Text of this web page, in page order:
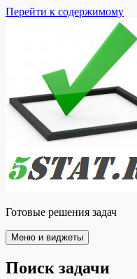
Перейти к содержимому
Готовые решения задач
Меню и виджеты
Поиск задачи